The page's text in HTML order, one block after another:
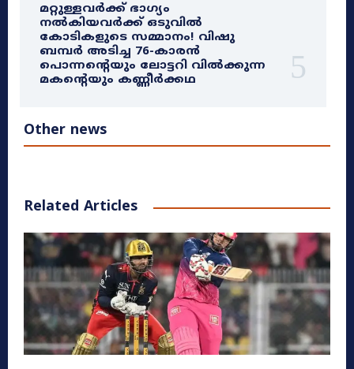
മറ്റുള്ളവർക്ക് ഭാഗ്യം
നൽകിയവർക്ക് ഒടുവിൽ
കോടികളുടെ സമ്മാനം! വിഷു
ബമ്പർ അടിച്ച 76-കാരൻ
പൊന്നന്റെയും ലോട്ടറി വിൽക്കുന്ന
മകന്റെയും കണ്ണീർക്കഥ
Other news
Related Articles